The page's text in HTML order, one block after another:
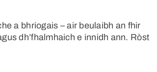
a bhriogais – air beulaibh an fhir
dh’fhalmhaich e innidh ann. Ròst